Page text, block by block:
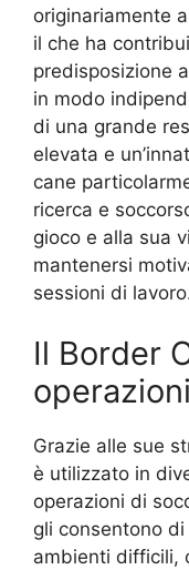
originariamente
il che ha
predisposizione
in modo
di una grande
elevata e
cane
ricerca e
gioco e alla sua
mantenersi
sessioni di
Il Border
Grazie alle sue
è utilizzato in
operazioni di
gli consentono
ambienti difficili,